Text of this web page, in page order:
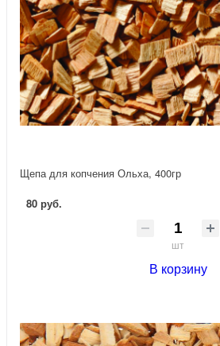
Щепа для копчения Ольха, 400гр
80 руб.
шт
В корзину